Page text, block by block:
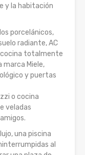
y la habitación
porcelánicos,
radiante, AC
totalmente
Miele,
y puertas
o cocina
veladas
una piscina
al